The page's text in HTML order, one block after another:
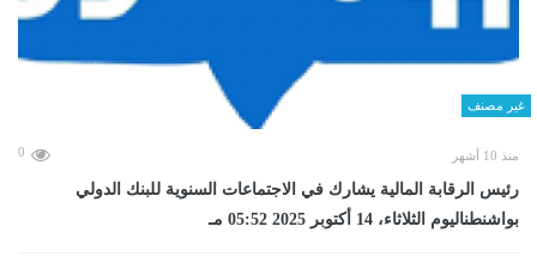
غير مصنف
منذ 10 أشهر 0
رئيس الرقابة المالية يشارك في الاجتماعات السنوية للبنك الدولي
بواشنطناليوم الثلاثاء، 14 أكتوبر 2025 05:52 مـ